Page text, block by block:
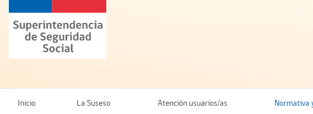
contenido
principal
Superintendencia
de
Seguridad
(SUSESO)
Chile
Inicio La Suseso Atención usuarios/as Normativa